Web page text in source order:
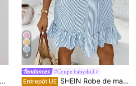
4
#Coupe babydoll
Entrepôt UE SHEIN Robe de maternité décontractée à rayures avec volant à l'ourlet et sans manches